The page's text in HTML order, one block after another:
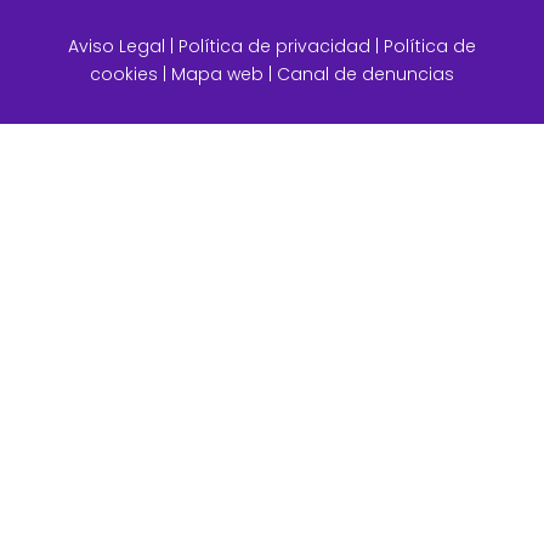
Aviso Legal | Política de privacidad | Política de
cookies | Mapa web | Canal de denuncias